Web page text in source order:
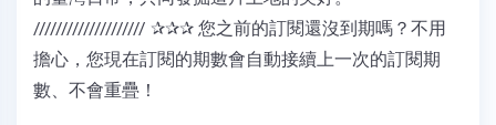
//////////////////// ✰✰✰ 您之前的訂閱還沒到期嗎？不用
擔心，您現在訂閱的期數會自動接續上一次的訂閱期
數、不會重疊！